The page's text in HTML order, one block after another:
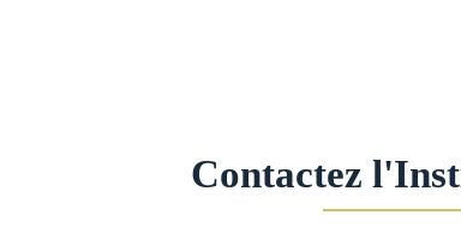
Contactez